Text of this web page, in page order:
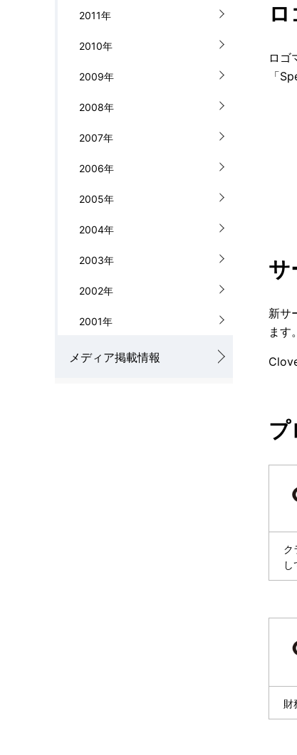
2011年
2010年
2009年
2008年
2007年
2006年
2005年
2004年
2003年
2002年
2001年
メディア掲載情報
ロゴ
「
サ
新サ
ます。
プ
ク
し
財